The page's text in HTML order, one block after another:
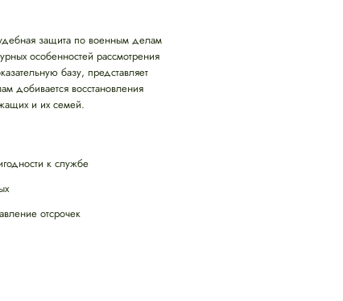
защита по военным делам
особенностей рассмотрения
базу, представляет
добивается восстановления
и их семей.
к службе
отсрочек